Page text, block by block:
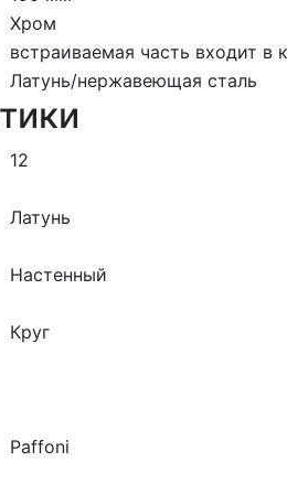
Хром
встраиваемая часть входит в
Латунь/нержавеющая сталь
12
Латунь
Настенный
Круг
Paffoni